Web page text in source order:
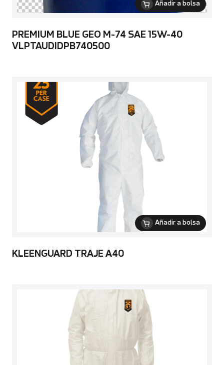
Añadir a bolsa
PREMIUM BLUE GEO M-74 SAE 15W-40
VLPTAUDIDPB740500
Añadir a bolsa
KLEENGUARD TRAJE A40